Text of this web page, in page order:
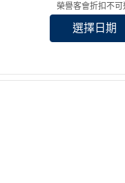
榮譽客會折扣不可
選擇日期